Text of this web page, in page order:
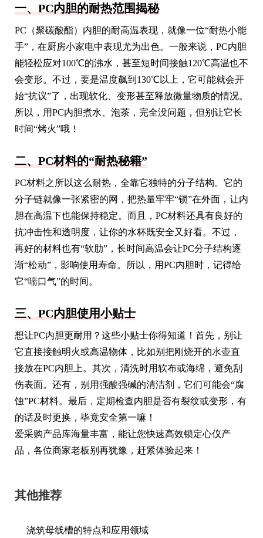
一、PC内胆的耐热范围揭秘
PC（聚碳酸酯）内胆的耐高温表现，就像一位“耐热小能
手”，在厨房小家电中表现尤为出色。一般来说，PC内胆
能轻松应对100℃的沸水，甚至短时间接触120℃高温也不
会变形。不过，要是温度飙到130℃以上，它可能就会开
始“抗议”了，出现软化、变形甚至释放微量物质的情况。
所以，用PC内胆煮水、泡茶，完全没问题，但别让它长
时间“烤火”哦！
二、PC材料的“耐热秘籍”
PC材料之所以这么耐热，全靠它独特的分子结构。它的
分子链就像一张紧密的网，把热量牢牢“锁”在外面，让内
胆在高温下也能保持稳定。而且，PC材料还具有良好的
抗冲击性和透明度，让你的水杯既安全又好看。不过，
再好的材料也有“软肋”，长时间高温会让PC分子结构逐
渐“松动”，影响使用寿命。所以，用PC内胆时，记得给
它“喘口气”的时间。
三、PC内胆使用小贴士
想让PC内胆更耐用？这些小贴士你得知道！首先，别让
它直接接触明火或高温物体，比如别把刚烧开的水壶直
接放在PC内胆上。其次，清洗时用软布或海绵，避免刮
伤表面。还有，别用强酸强碱的清洁剂，它们可能会“腐
蚀”PC材料。最后，定期检查内胆是否有裂纹或变形，有
的话及时更换，毕竟安全第一嘛！
爱采购产品库海量丰富，能让您快速高效锁定心仪产
品，各位商家老板别再犹豫，赶紧体验起来！
其他推荐
浇筑母线槽的特点和应用领域